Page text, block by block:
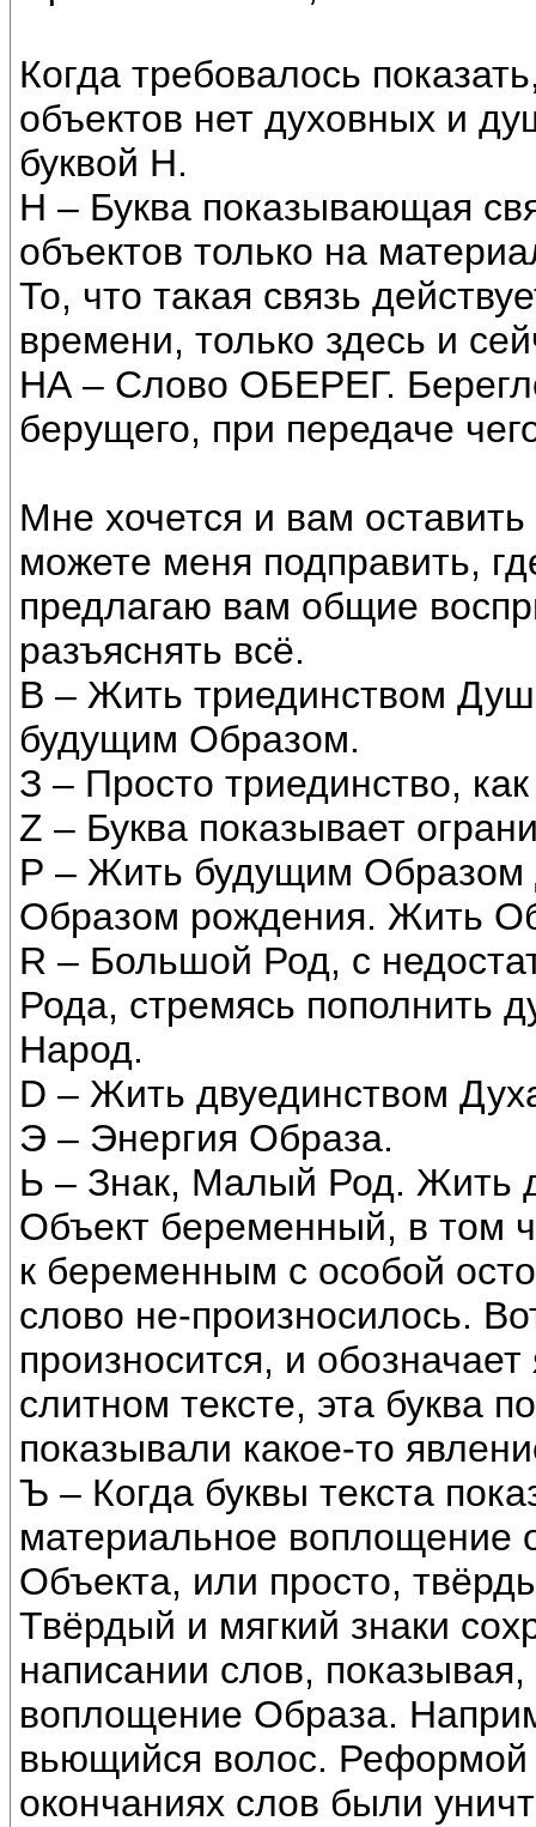
Когда требовалось
объектов нет духовных и
буквой Н.
Н – Буква показывающая
объектов только на
То, что такая связь
времени, только здесь и
НА – Слово ОБЕРЕГ.
берущего, при передаче
Мне хочется и вам
можете меня подправить,
предлагаю вам общие
разъяснять всё.
В – Жить триединством
будущим Образом.
З – Просто триединство,
Z – Буква показывает
Р – Жить будущим Образом
Образом рождения. Жить
R – Большой Род, с
Рода, стремясь пополнить
Народ.
D – Жить двуединством
Э – Энергия Образа.
Ь – Знак, Малый Род. Жить
Объект беременный, в том
к беременным с особой
слово не-произносилось.
произносится, и
слитном тексте, эта буква
показывали какое-то
Ъ – Когда буквы текста
материальное воплощение
Объекта, или просто,
Твёрдый и мягкий знаки
написании слов,
воплощение Образа.
вьющийся волос. Реформой
окончаниях слов были